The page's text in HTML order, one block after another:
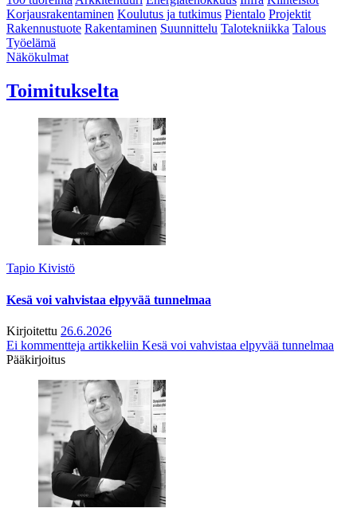
Korjausrakentaminen Koulutus ja tutkimus Pientalo Projektit
Rakennustuote Rakentaminen Suunnittelu Talotekniikka Talous
Työelämä
Näkökulmat
Toimitukselta
Tapio Kivistö
Kesä voi vahvistaa elpyvää tunnelmaa
Kirjoitettu 26.6.2026
Ei kommentteja artikkeliin Kesä voi vahvistaa elpyvää tunnelmaa
Pääkirjoitus